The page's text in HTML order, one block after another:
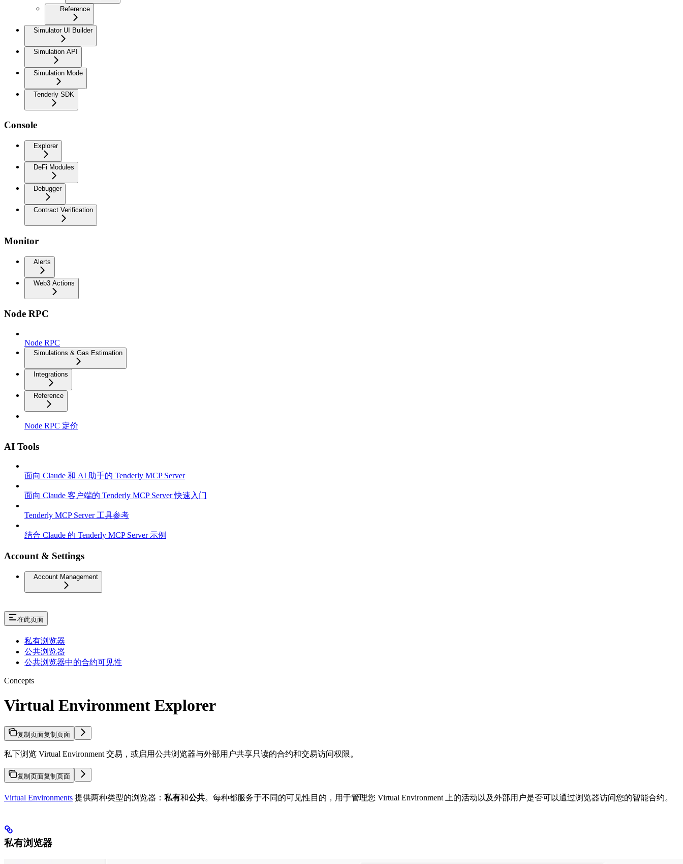
Reference
Simulator UI Builder
Simulation API
Simulation Mode
Tenderly SDK
Console
Explorer
DeFi Modules
Debugger
Contract Verification
Monitor
Alerts
Web3 Actions
Node RPC
Node RPC
Simulations & Gas Estimation
Integrations
Reference
Node RPC 定价
AI Tools
面向 Claude 和 AI 助手的 Tenderly MCP Server
面向 Claude 客户端的 Tenderly MCP Server 快速入门
Tenderly MCP Server 工具参考
结合 Claude 的 Tenderly MCP Server 示例
Account & Settings
Account Management
在此页面
私有浏览器
公共浏览器
公共浏览器中的合约可见性
Concepts
Virtual Environment Explorer
复制页面复制页面
私下浏览 Virtual Environment 交易，或启用公共浏览器与外部用户共享只读的合约和交易访问权限。
复制页面复制页面
Virtual Environments 提供两种类型的浏览器： 私有和公共。每种都服务于不同的可见性目的，用于管理您 Virtual Environment 上的活动以及外部用户是否可以通过浏览器访问您的智能合约。
私有浏览器